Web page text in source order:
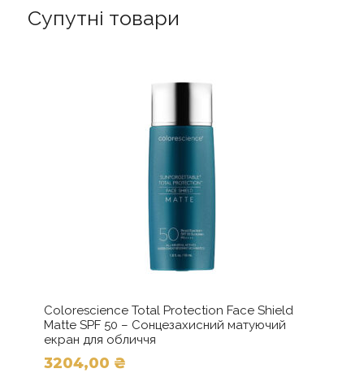
Супутні товари
Colorescience Total Protection Face Shield
Matte SPF 50 – Сонцезахисний матуючий
екран для обличчя
3204,00 ₴